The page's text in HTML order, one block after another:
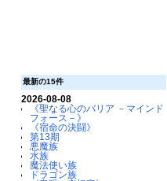
最新の15件
2026-08-08
《聖なる心のバリア －マインド
フォース－》
《宿命の決闘》
第13期
悪魔族
水族
魔法使い族
ドラゴン族